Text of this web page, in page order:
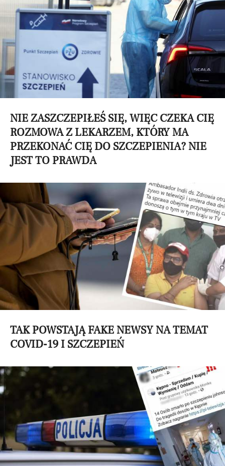
NIE ZASZCZEPIŁEŚ SIĘ, WIĘC CZEKA CIĘ
ROZMOWA Z LEKARZEM, KTÓRY MA
PRZEKONAĆ CIĘ DO SZCZEPIENIA? NIE
JEST TO PRAWDA
TAK POWSTAJĄ FAKE NEWSY NA TEMAT
COVID-19 I SZCZEPIEŃ